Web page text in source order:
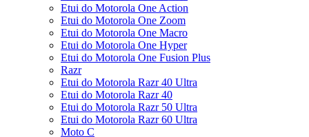
Etui do Motorola One Action
Etui do Motorola One Zoom
Etui do Motorola One Macro
Etui do Motorola One Hyper
Etui do Motorola One Fusion Plus
Razr
Etui do Motorola Razr 40 Ultra
Etui do Motorola Razr 40
Etui do Motorola Razr 50 Ultra
Etui do Motorola Razr 60 Ultra
Moto C